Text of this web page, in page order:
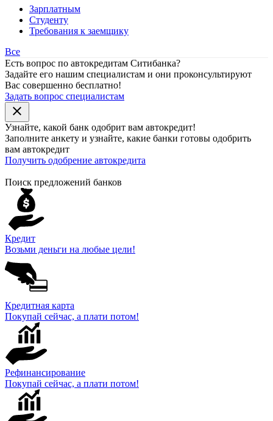
Зарплатным
Студенту
Требования к заемщику
Все
Есть вопрос по автокредитам Ситибанка?
Задайте его нашим специалистам и они проконсультируют
Вас совершенно бесплатно!
Задать вопрос специалистам
close
Узнайте, какой банк одобрит вам автокредит!
Заполните анкету и узнайте, какие банки готовы одобрить
вам автокредит
Получить одобрение автокредита
Поиск предложений банков
Кредит
Возьми деньги на любые цели!
Кредитная карта
Покупай сейчас, а плати потом!
Рефинансирование
Покупай сейчас, а плати потом!